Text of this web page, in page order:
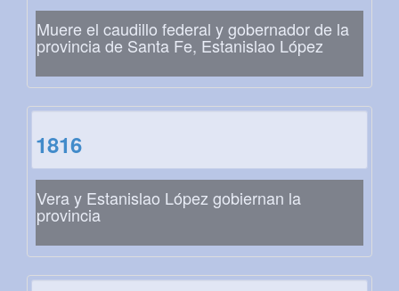
Muere el caudillo federal y gobernador de la
provincia de Santa Fe, Estanislao López
1816
Vera y Estanislao López gobiernan la
provincia